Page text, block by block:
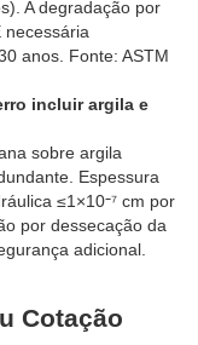
A degradação por
necessária
anos. Fonte: ASTM
incluir argila e
sobre argila
Espessura
≤1×10⁻⁷ cm por
por dessecação da
adicional.
Cotação